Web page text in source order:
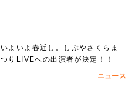
いよいよ春近し。しぶやさくらま
つりLIVEへの出演者が決定！！
ニュース